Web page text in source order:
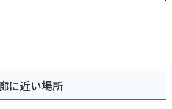
に近い場所